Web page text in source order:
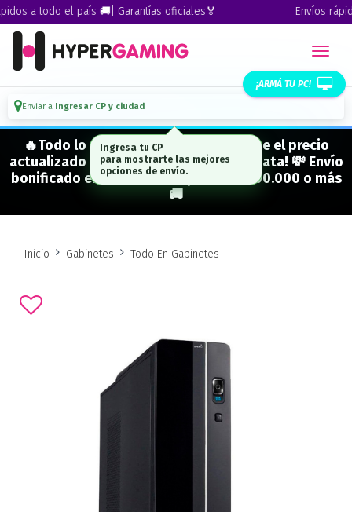
a todo el país 🚚| Garantías oficiales🏅 Envíos
¡ARMÁ TU PC!
Enviar a Ingresar CP y ciudad
🔥Todo lo que figura "EN STOCK" tiene el precio
actualizado y está para entrega inmediata! 💸 Envío
bonificado en CABA en compras de $500.000 o más
🚚
Inicio Gabinetes Todo En Gabinetes